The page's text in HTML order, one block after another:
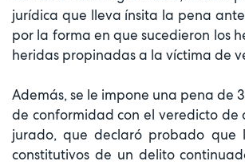
jurídica que lleva ínsita la pena
por la forma en que sucedieron los
heridas propinadas a la víctima de
Además, se le impone una pena de
de conformidad con el veredicto
jurado, que declaró probado que
constitutivos de un delito